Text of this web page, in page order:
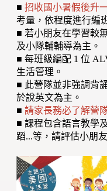
■招收國小暑假後升
考量，依程度進行編
■ 若小朋友在學習較
及小隊輔輔導為主。
■ 每班級編配 1 位
生活管理。
■ 此營隊並非強調背
於說英文為主。
■請家長務必了解營
■ 課程包含語言教學
蹈...等，請評估小朋